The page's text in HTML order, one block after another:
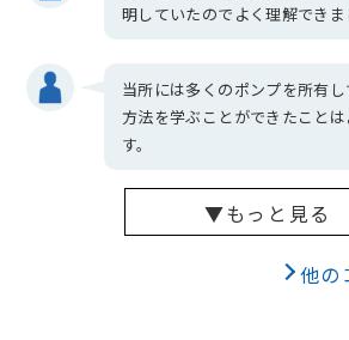
明していたのでよく理解できま
当所には多くのポンプを所有
方法を学ぶことができたこと
す。
▼もっと見る
他の